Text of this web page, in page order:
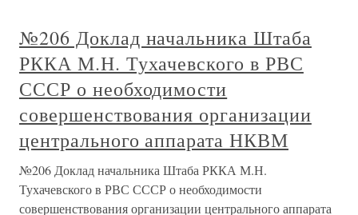
№206 Доклад начальника Штаба
РККА М.Н. Тухачевского в РВС
СССР о необходимости
совершенствования организации
центрального аппарата НКВМ
№206 Доклад начальника Штаба РККА М.Н.
Тухачевского в РВС СССР о необходимости
совершенствования организации центрального аппарата